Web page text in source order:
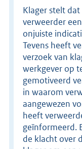
Klager stelt
verweerder
onjuiste
Tevens heeft
verzoek van
werkgever op
gemotiveerd
in waarom
aangewezen
heeft
geïnformeerd.
de klacht over